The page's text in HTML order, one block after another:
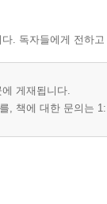
. 독자들에게 전하
게재됩니다.
, 책에 대한 문의는